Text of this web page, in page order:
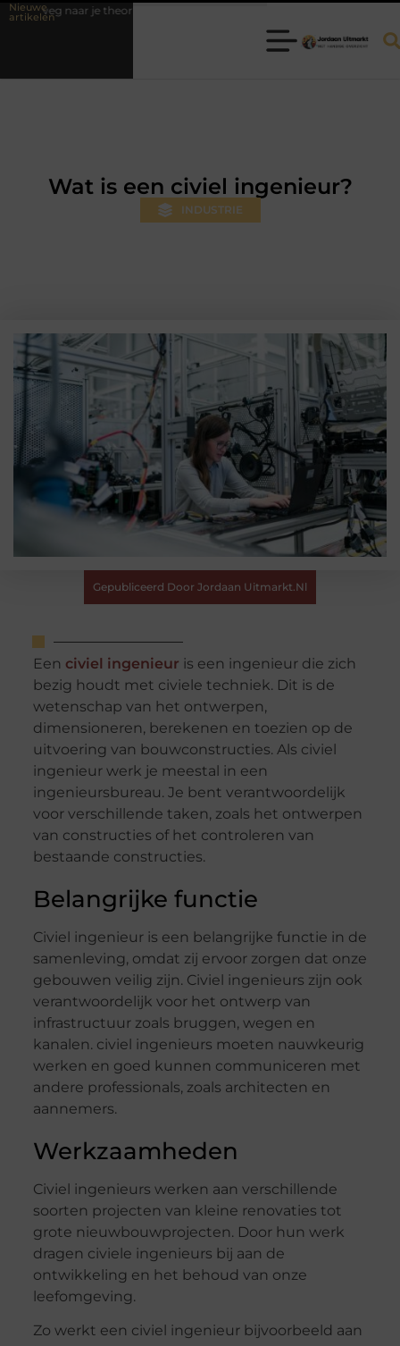
Nieuwe
artikelen
je theorie-examen
Wat is een civiel ingenieur?
INDUSTRIE
Gepubliceerd Door Jordaan Uitmarkt.nl
Een civiel ingenieur is een ingenieur die zich
bezig houdt met civiele techniek. Dit is de
wetenschap van het ontwerpen,
dimensioneren, berekenen en toezien op de
uitvoering van bouwconstructies. Als civiel
ingenieur werk je meestal in een
ingenieursbureau. Je bent verantwoordelijk
voor verschillende taken, zoals het ontwerpen
van constructies of het controleren van
bestaande constructies.
Belangrijke functie
Civiel ingenieur is een belangrijke functie in de
samenleving, omdat zij ervoor zorgen dat onze
gebouwen veilig zijn. Civiel ingenieurs zijn ook
verantwoordelijk voor het ontwerp van
infrastructuur zoals bruggen, wegen en
kanalen. civiel ingenieurs moeten nauwkeurig
werken en goed kunnen communiceren met
andere professionals, zoals architecten en
aannemers.
Werkzaamheden
Civiel ingenieurs werken aan verschillende
soorten projecten van kleine renovaties tot
grote nieuwbouwprojecten. Door hun werk
dragen civiele ingenieurs bij aan de
ontwikkeling en het behoud van onze
leefomgeving.
Zo werkt een civiel ingenieur bijvoorbeeld aan